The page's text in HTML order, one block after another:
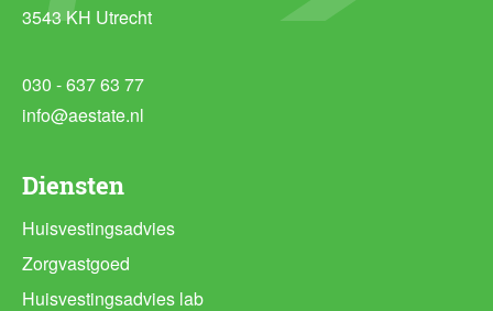
Diensten
Huisvestingsadvies
Zorgvastgoed
Huisvestingsadvies lab
3543 KH Utrecht
030 - 637 63 77
info@aestate.nl